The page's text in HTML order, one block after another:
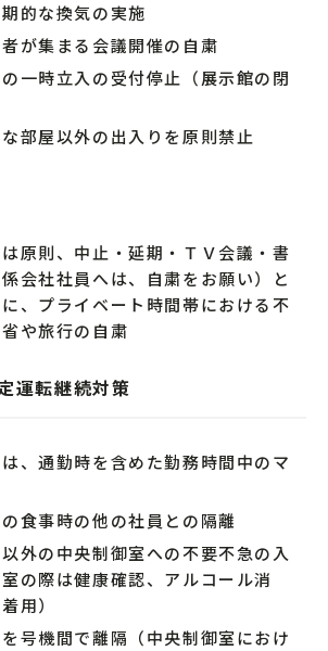
的な換気の実施
が集まる会議開催の自粛
一時立入の受付停止（展示館の閉
部屋以外の出入りを原則禁止
原則、中止・延期・ＴＶ会議・書
会社社員へは、自粛をお願い）と
、プライベート時間帯における不
や旅行の自粛
運転継続対策
、通勤時を含めた勤務時間中のマ
食事時の他の社員との隔離
外の中央制御室への不要不急の入
の際は健康確認、アルコール消
用）
号機間で離隔（中央制御室におけ